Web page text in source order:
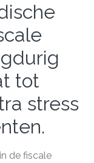
tot
stress
de fiscale